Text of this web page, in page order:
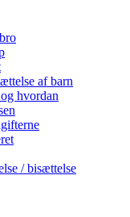
af barn
hvordan
/ bisættelse